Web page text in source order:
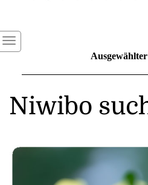
Niwibo